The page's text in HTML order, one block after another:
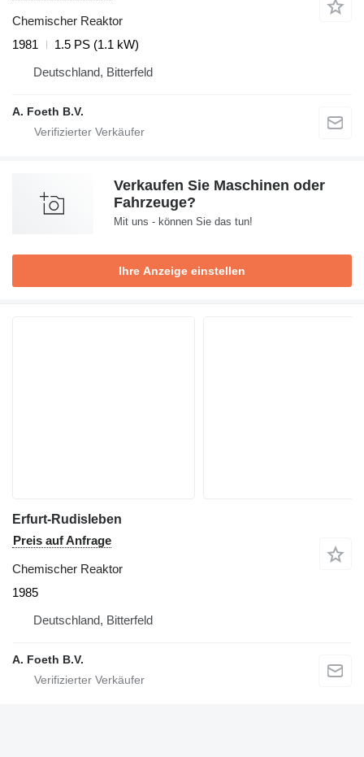
Chemischer Reaktor
1981
1.5 PS (1.1 kW)
Deutschland, Bitterfeld
A. Foeth B.V.
Verkaufen Sie Maschinen oder
Fahrzeuge?
Mit uns - können Sie das tun!
Ihre Anzeige einstellen
Erfurt-Rudisleben
Preis auf Anfrage
Chemischer Reaktor
1985
Deutschland, Bitterfeld
A. Foeth B.V.